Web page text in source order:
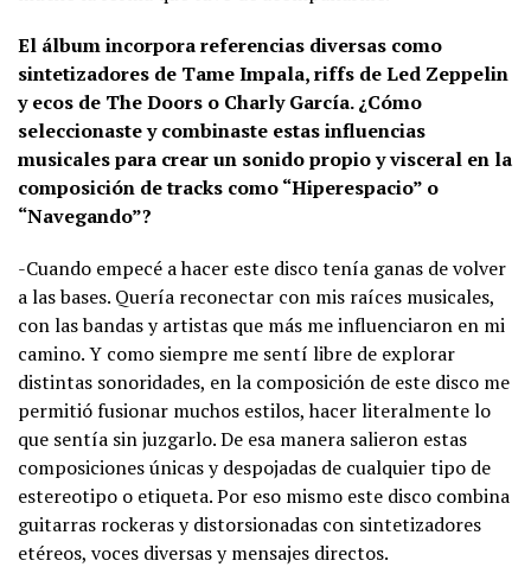
El álbum incorpora referencias diversas como
sintetizadores de Tame Impala, riffs de Led Zeppelin
y ecos de The Doors o Charly García. ¿Cómo
seleccionaste y combinaste estas influencias
musicales para crear un sonido propio y visceral en la
composición de tracks como “Hiperespacio” o
“Navegando”?
-Cuando empecé a hacer este disco tenía ganas de volver
a las bases. Quería reconectar con mis raíces musicales,
con las bandas y artistas que más me influenciaron en mi
camino. Y como siempre me sentí libre de explorar
distintas sonoridades, en la composición de este disco me
permitió fusionar muchos estilos, hacer literalmente lo
que sentía sin juzgarlo. De esa manera salieron estas
composiciones únicas y despojadas de cualquier tipo de
estereotipo o etiqueta. Por eso mismo este disco combina
guitarras rockeras y distorsionadas con sintetizadores
etéreos, voces diversas y mensajes directos.